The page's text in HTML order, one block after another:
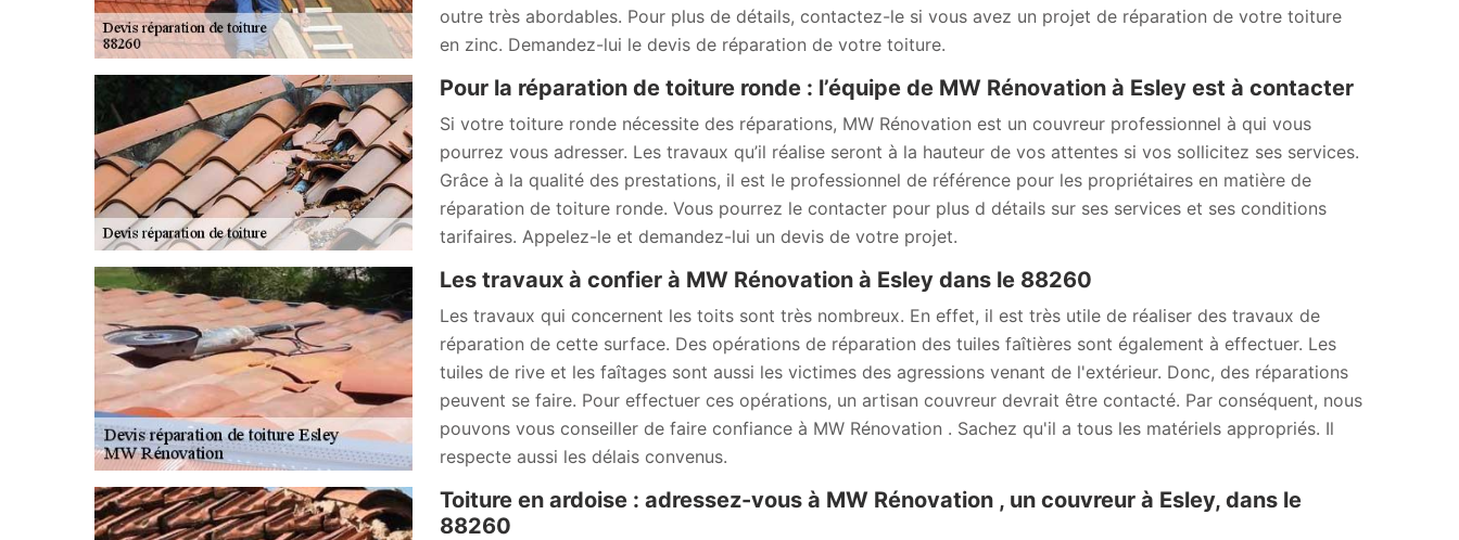
outre très abordables. Pour plus de détails, contactez-le si vous avez un projet de réparation de votre toiture
en zinc. Demandez-lui le devis de réparation de votre toiture.
Pour la réparation de toiture ronde : l’équipe de MW Rénovation à Esley est à contacter
Si votre toiture ronde nécessite des réparations, MW Rénovation est un couvreur professionnel à qui vous
pourrez vous adresser. Les travaux qu’il réalise seront à la hauteur de vos attentes si vos sollicitez ses services.
Grâce à la qualité des prestations, il est le professionnel de référence pour les propriétaires en matière de
réparation de toiture ronde. Vous pourrez le contacter pour plus d détails sur ses services et ses conditions
tarifaires. Appelez-le et demandez-lui un devis de votre projet.
Les travaux à confier à MW Rénovation à Esley dans le 88260
Les travaux qui concernent les toits sont très nombreux. En effet, il est très utile de réaliser des travaux de
réparation de cette surface. Des opérations de réparation des tuiles faîtières sont également à effectuer. Les
tuiles de rive et les faîtages sont aussi les victimes des agressions venant de l'extérieur. Donc, des réparations
peuvent se faire. Pour effectuer ces opérations, un artisan couvreur devrait être contacté. Par conséquent, nous
pouvons vous conseiller de faire confiance à MW Rénovation . Sachez qu'il a tous les matériels appropriés. Il
respecte aussi les délais convenus.
Toiture en ardoise : adressez-vous à MW Rénovation , un couvreur à Esley, dans le
88260